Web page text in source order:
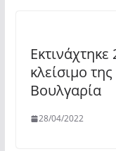
κλείσιμο
Βουλγαρία
28/04/2022